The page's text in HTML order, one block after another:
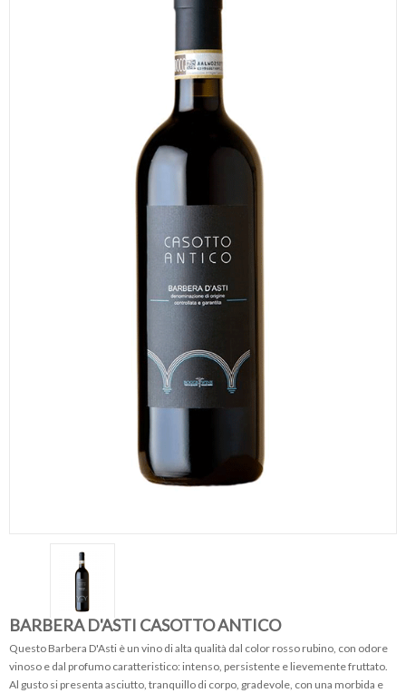
BARBERA D'ASTI CASOTTO ANTICO
Questo Barbera D'Asti è un vino di alta qualità dal color rosso rubino, con odore
vinoso e dal profumo caratteristico: intenso, persistente e lievemente fruttato.
Al gusto si presenta asciutto, tranquillo di corpo, gradevole, con una morbida e